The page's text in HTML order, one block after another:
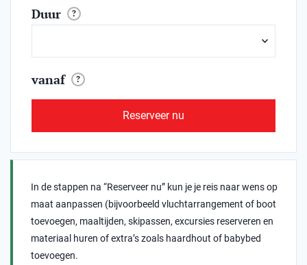
Duur ?
vanaf ?
Reserveer nu
In de stappen na “Reserveer nu” kun je je reis naar wens op
maat aanpassen (bijvoorbeeld vluchtarrangement of boot
toevoegen, maaltijden, skipassen, excursies reserveren en
materiaal huren of extra’s zoals haardhout of babybed
toevoegen.